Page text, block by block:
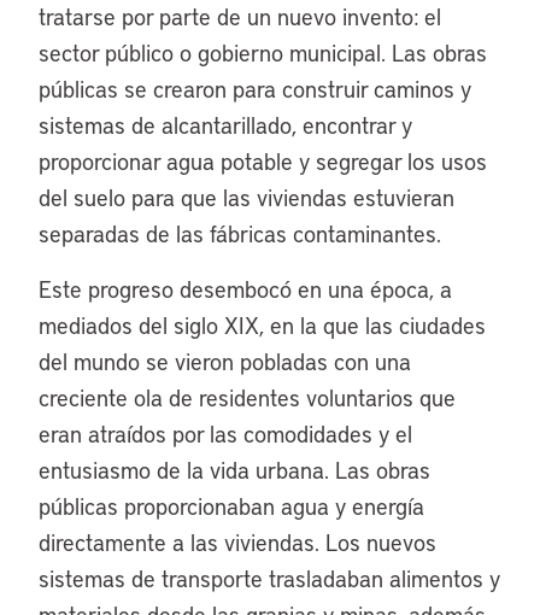
tratarse por parte de un nuevo invento: el
sector público o gobierno municipal. Las obras
públicas se crearon para construir caminos y
sistemas de alcantarillado, encontrar y
proporcionar agua potable y segregar los usos
del suelo para que las viviendas estuvieran
separadas de las fábricas contaminantes.
Este progreso desembocó en una época, a
mediados del siglo XIX, en la que las ciudades
del mundo se vieron pobladas con una
creciente ola de residentes voluntarios que
eran atraídos por las comodidades y el
entusiasmo de la vida urbana. Las obras
públicas proporcionaban agua y energía
directamente a las viviendas. Los nuevos
sistemas de transporte trasladaban alimentos y